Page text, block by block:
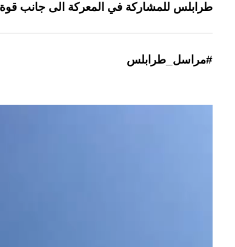
طرابلس للمشاركة في المعركة الى جانب
#مراسل_طرابلس